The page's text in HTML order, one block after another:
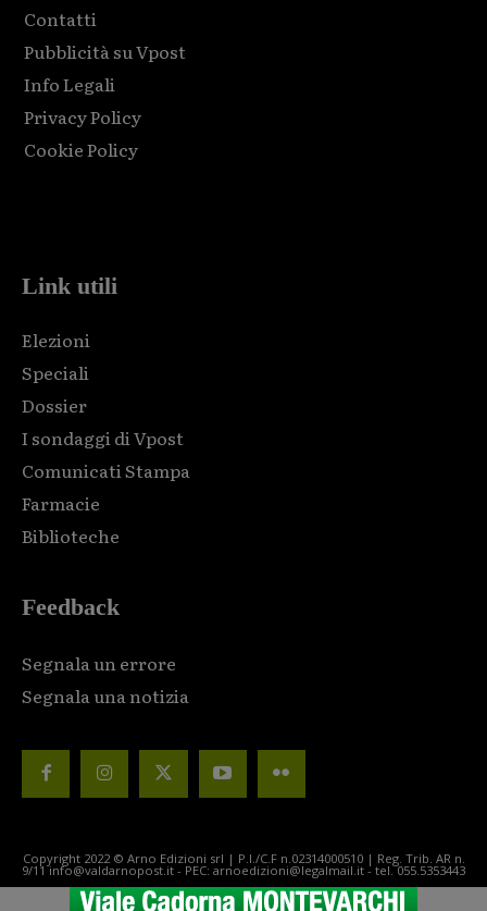
Contatti
Pubblicità su Vpost
Info Legali
Privacy Policy
Cookie Policy
Link utili
Elezioni
Speciali
Dossier
I sondaggi di Vpost
Comunicati Stampa
Farmacie
Biblioteche
Feedback
Segnala un errore
Segnala una notizia
Copyright 2022 © Arno Edizioni srl | P.I./C.F n.02314000510 | Reg. Trib. AR n.
9/11 info@valdarnopost.it - PEC: arnoedizioni@legalmail.it - tel. 055.5353443